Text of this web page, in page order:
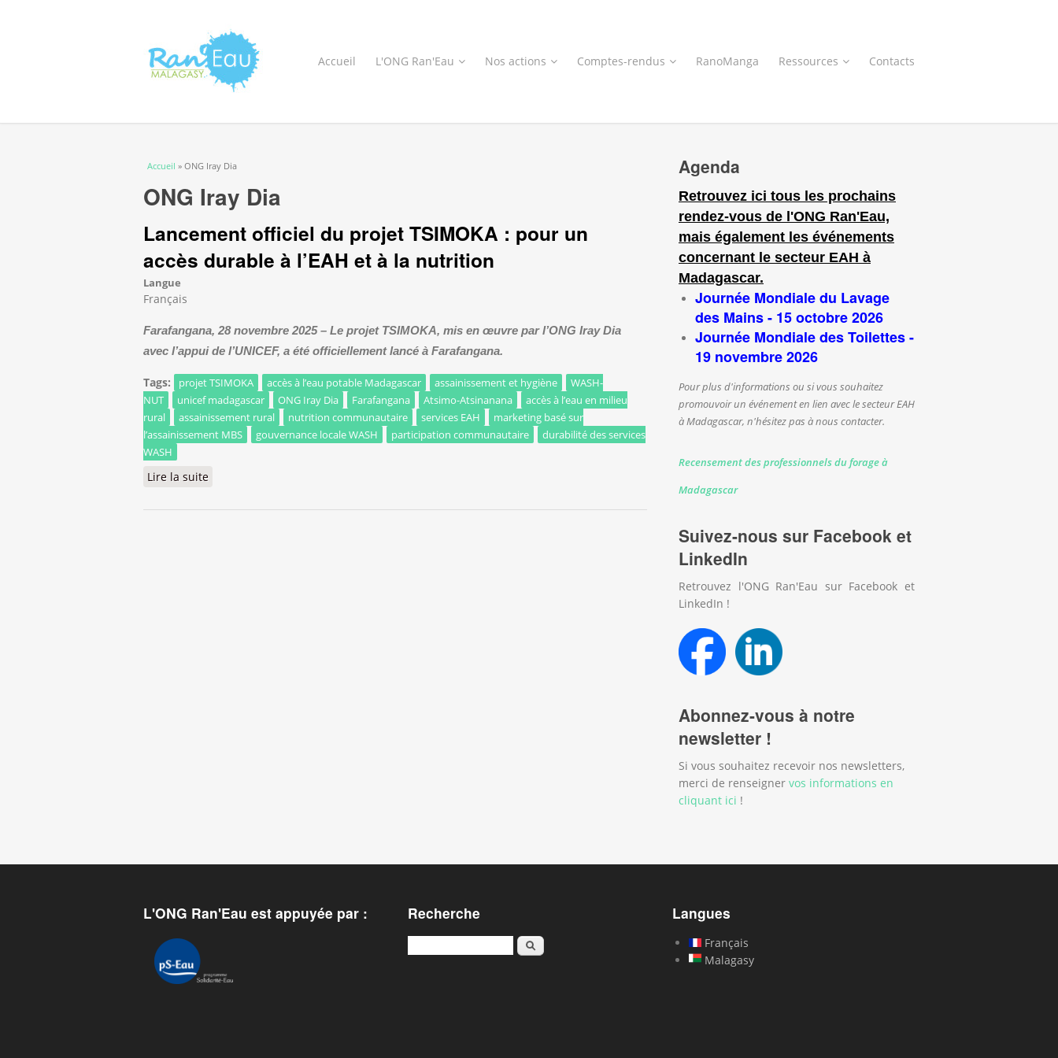
Accueil L'ONG Ran'Eau Nos actions Comptes-rendus RanoManga Ressources Contacts
Vous êtes ici
Accueil » ONG Iray Dia
ONG Iray Dia
Lancement officiel du projet TSIMOKA : pour un
accès durable à l’EAH et à la nutrition
Langue
Français
Farafangana, 28 novembre 2025 – Le projet TSIMOKA, mis en œuvre par l’ONG Iray Dia
avec l’appui de l’UNICEF, a été officiellement lancé à Farafangana.
Tags: projet TSIMOKA accès à l’eau potable Madagascar assainissement et hygiène
WASH-
NUT
unicef madagascar ONG Iray Dia Farafangana Atsimo-Atsinanana
accès à l’eau en milieu
rural
assainissement rural nutrition communautaire services EAH
marketing basé sur
l’assainissement MBS
gouvernance locale WASH participation communautaire
durabilité des services
WASH
Lire la suite
Agenda
Retrouvez ici tous les prochains
rendez-vous de l'ONG Ran'Eau,
mais également les événements
concernant le secteur EAH à
Madagascar.
Journée Mondiale du Lavage
des Mains - 15 octobre 2026
Journée Mondiale des Toilettes -
19 novembre 2026
Pour plus d'informations ou si vous souhaitez
promouvoir un événement en lien avec le secteur EAH
à Madagascar, n'hésitez pas à nous contacter.
Recensement des professionnels du forage à
Madagascar
Suivez-nous sur Facebook et
LinkedIn
Retrouvez l'ONG Ran'Eau sur Facebook et
LinkedIn !
Abonnez-vous à notre
newsletter !
Si vous souhaitez recevoir nos newsletters,
merci de renseigner vos informations en
cliquant ici !
L'ONG Ran'Eau est appuyée par : Recherche
Rechercher
Langues
Français
Malagasy